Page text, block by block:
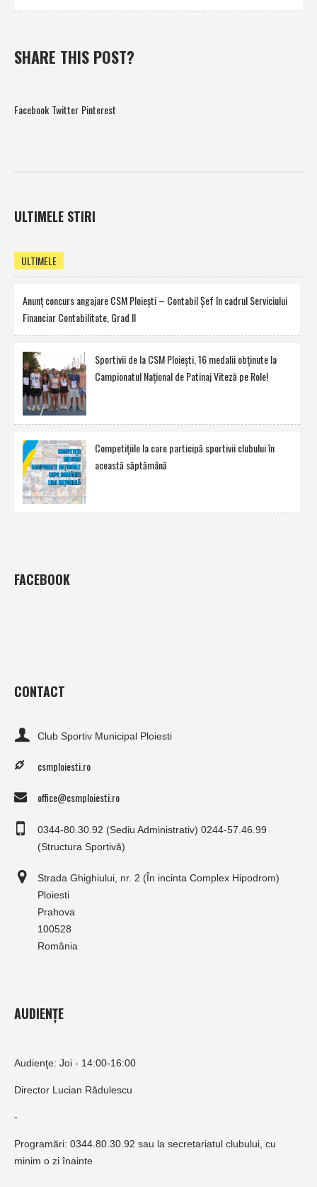
SHARE THIS POST?
Facebook Twitter Pinterest
ULTIMELE STIRI
ULTIMELE
Anunţ concurs angajare CSM Ploieşti – Contabil Şef în cadrul Serviciului
Financiar Contabilitate, Grad II
Sportivii de la CSM Ploieşti, 16 medalii obţinute la
Campionatul Naţional de Patinaj Viteză pe Role!
Competiţiile la care participă sportivii clubului în
această săptămână
FACEBOOK
CONTACT
Club Sportiv Municipal Ploiesti
csmploiesti.ro
office@csmploiesti.ro
0344-80.30.92 (Sediu Administrativ) 0244-57.46.99
(Structura Sportivă)
Strada Ghighiului, nr. 2 (În incinta Complex Hipodrom)
Ploiesti
Prahova
100528
România
AUDIENȚE
Audienţe: Joi - 14:00-16:00
Director Lucian Rădulescu
-
Programări: 0344.80.30.92 sau la secretariatul clubului, cu
minim o zi înainte